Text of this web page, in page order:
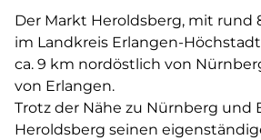
Der Markt Heroldsberg, mit rund
im Landkreis Erlangen-
ca. 9 km nordöstlich von
von Erlangen.
Trotz der Nähe zu Nürnberg und
Heroldsberg seinen